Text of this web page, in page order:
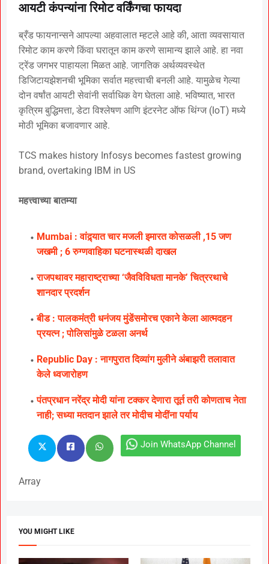
आयटी कंपन्यांना रिमोट वर्किंगचा फायदा
ब्रँड फायनान्सने आपल्या अहवालात म्हटले आहे की, आता व्यवसायात
रिमोट काम करणे किंवा घरातून काम करणे सामान्य झाले आहे. हा नवा
ट्रेंड जगभर पाहायला मिळत आहे. जागतिक अर्थव्यवस्थेत
डिजिटायझेशनची भूमिका सर्वात महत्त्वाची बनली आहे. यामुळेच गेल्या
दोन वर्षांत आयटी सेवांनी सर्वाधिक वेग घेतला आहे. भविष्यात, भारत
कृत्रिम बुद्धिमत्ता, डेटा विश्लेषण आणि इंटरनेट ऑफ थिंग्ज (IoT) मध्ये
मोठी भूमिका बजावणार आहे.
TCS makes history Infosys becomes fastest growing
brand, overtaking IBM in US
महत्त्वाच्या बातम्या
Mumbai : वांद्र्यात चार मजली इमारत कोसळली ,15 जण
जखमी ; 6 रुग्णवाहिका घटनास्थळी दाखल
राजपथावर महाराष्ट्राच्या ‘जैवविविधता मानके’ चित्ररथाचे
शानदार प्रदर्शन
बीड : पालकमंत्री धनंजय मुंडेंसमोरच एकाने केला आत्मदहन
प्रयत्न ; पोलिसांमुळे टळला अनर्थ
Republic Day : नागपुरात दिव्यांग मुलीने अंबाझरी तलावात
केले ध्वजारोहण
पंतप्रधान नरेंद्र मोदी यांना टक्कर देणारा तूर्त तरी कोणताच नेता
नाही; सध्या मतदान झाले तर मोदीच मोदींना पर्याय
Join WhatsApp Channel
Array
YOU MIGHT LIKE